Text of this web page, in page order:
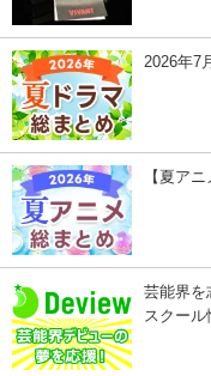
2026年7
【夏ア
芸能界を
スクール